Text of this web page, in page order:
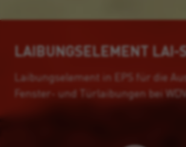
LAIBUNGSELEMENT LAI-
Laibungselement in EPS für die
Fenster- und Türlaibungen bei